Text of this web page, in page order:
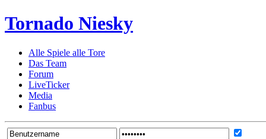
Tornado Niesky
Alle Spiele alle Tore
Das Team
Forum
LiveTicker
Media
Fanbus